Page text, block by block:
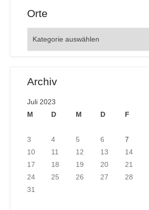
Orte
Archiv
Juli 2023
M
D M D F
3
4 5 6 7
10
11 12 13 14
17
18 19 20 21
24
25 26 27 28
31